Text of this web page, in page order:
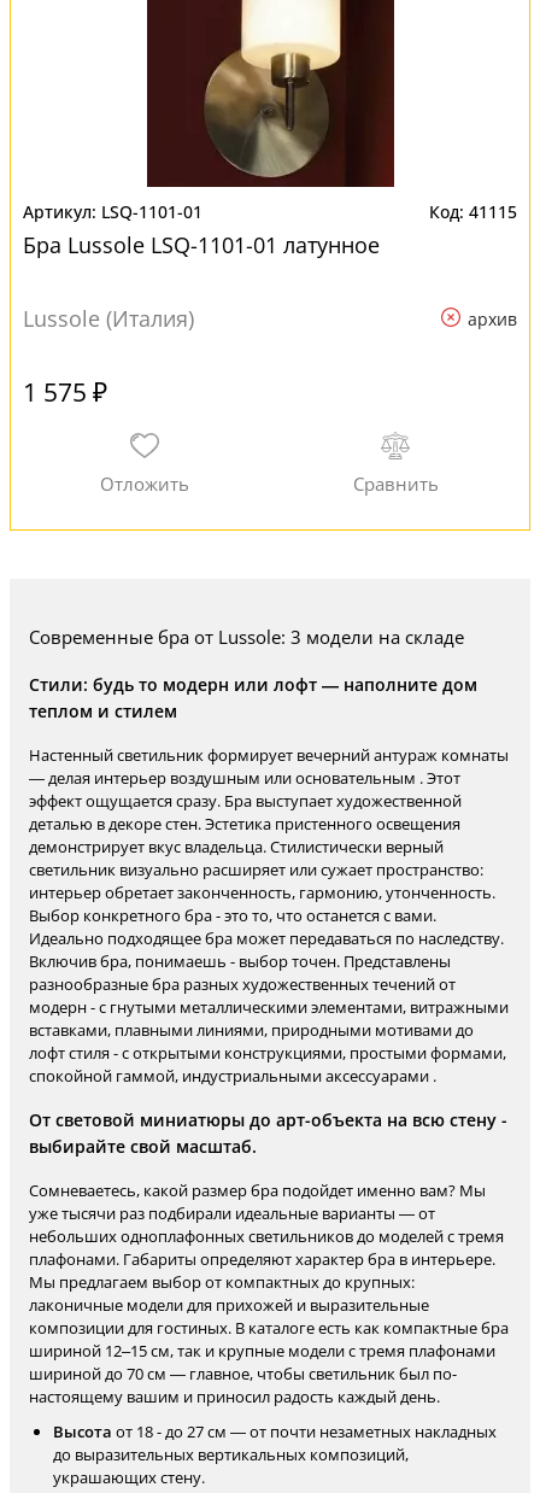
LSQ-1101-01 41115
Бра Lussole LSQ-1101-01 латунное
Lussole (Италия) архив
1 575 ₽
Современные бра от Lussole: 3 модели на складе
Стили: будь то модерн или лофт — наполните дом
теплом и стилем
Настенный светильник формирует вечерний антураж комнаты
— делая интерьер воздушным или основательным . Этот
эффект ощущается сразу. Бра выступает художественной
деталью в декоре стен. Эстетика пристенного освещения
демонстрирует вкус владельца. Стилистически верный
светильник визуально расширяет или сужает пространство:
интерьер обретает законченность, гармонию, утонченность.
Выбор конкретного бра - это то, что останется с вами.
Идеально подходящее бра может передаваться по наследству.
Включив бра, понимаешь - выбор точен. Представлены
разнообразные бра разных художественных течений от
модерн - с гнутыми металлическими элементами, витражными
вставками, плавными линиями, природными мотивами до
лофт стиля - с открытыми конструкциями, простыми формами,
спокойной гаммой, индустриальными аксессуарами .
От световой миниатюры до арт-объекта на всю стену -
выбирайте свой масштаб.
Сомневаетесь, какой размер бра подойдет именно вам? Мы
уже тысячи раз подбирали идеальные варианты — от
небольших одноплафонных светильников до моделей с тремя
плафонами. Габариты определяют характер бра в интерьере.
Мы предлагаем выбор от компактных до крупных:
лаконичные модели для прихожей и выразительные
композиции для гостиных. В каталоге есть как компактные бра
шириной 12–15 см, так и крупные модели с тремя плафонами
шириной до 70 см — главное, чтобы светильник был по-
настоящему вашим и приносил радость каждый день.
Высота от 18 - до 27 см — от почти незаметных накладных
до выразительных вертикальных композиций,
украшающих стену.